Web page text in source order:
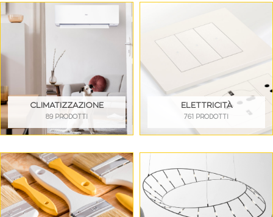
CLIMATIZZAZIONE
89 PRODOTTI
ELETTRICITÀ
761 PRODOTTI